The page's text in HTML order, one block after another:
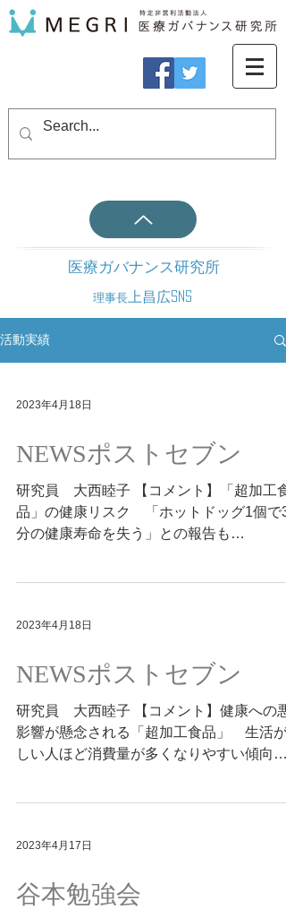
医療ガバナンス研究所
理事長 上昌広SNS
活動実績
2023年4月18日
NEWSポストセブン
研究員 大西睦子 【コメント】「超加工食
品」の健康リスク 「ホットドッグ1個で
分の健康寿命を失う」との報告も
2023年4月18日
NEWSポストセブン
研究員 大西睦子 【コメント】健康への悪
影響が懸念される「超加工食品」 生活が
しい人ほど消費量が多くなりやすい傾向
2023年4月17日
谷本勉強会